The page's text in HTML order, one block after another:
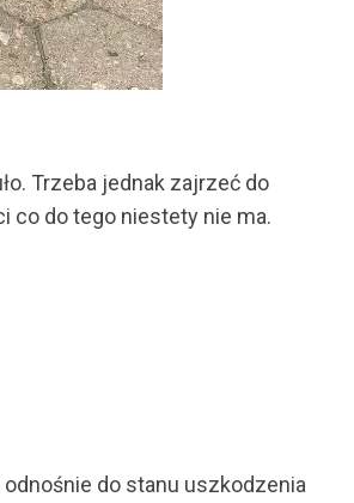
Trzeba jednak zajrzeć do
co do tego niestety nie ma.
do stanu uszkodzenia